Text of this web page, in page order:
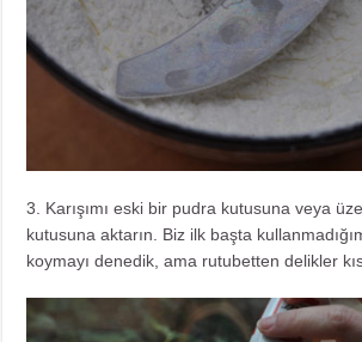
3. Karışımı eski bir pudra kutusuna veya
kutusuna aktarın. Biz ilk başta
koymayı denedik, ama rutubetten delikler